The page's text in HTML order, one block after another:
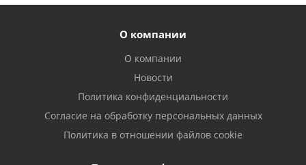
О компании
О компании
Новости
Политика конфиденциальности
Согласие на обработку персональных данных
Политика в отношении файлов cookie